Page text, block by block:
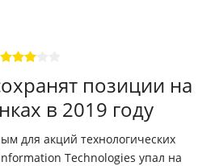
позиции на
в 2019 году
для акций технологических
Technologies упал на